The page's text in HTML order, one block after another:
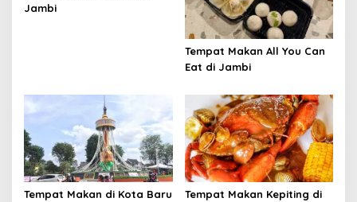
Jambi
Tempat Makan All You Can
Eat di Jambi
Tempat Makan di Kota Baru
Tempat Makan Kepiting di